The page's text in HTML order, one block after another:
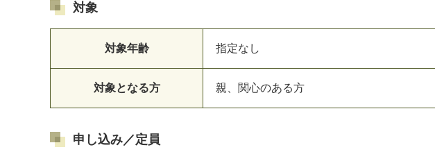
対象
対象年齢 指定なし
対象となる方 親、関心のある方
申し込み／定員